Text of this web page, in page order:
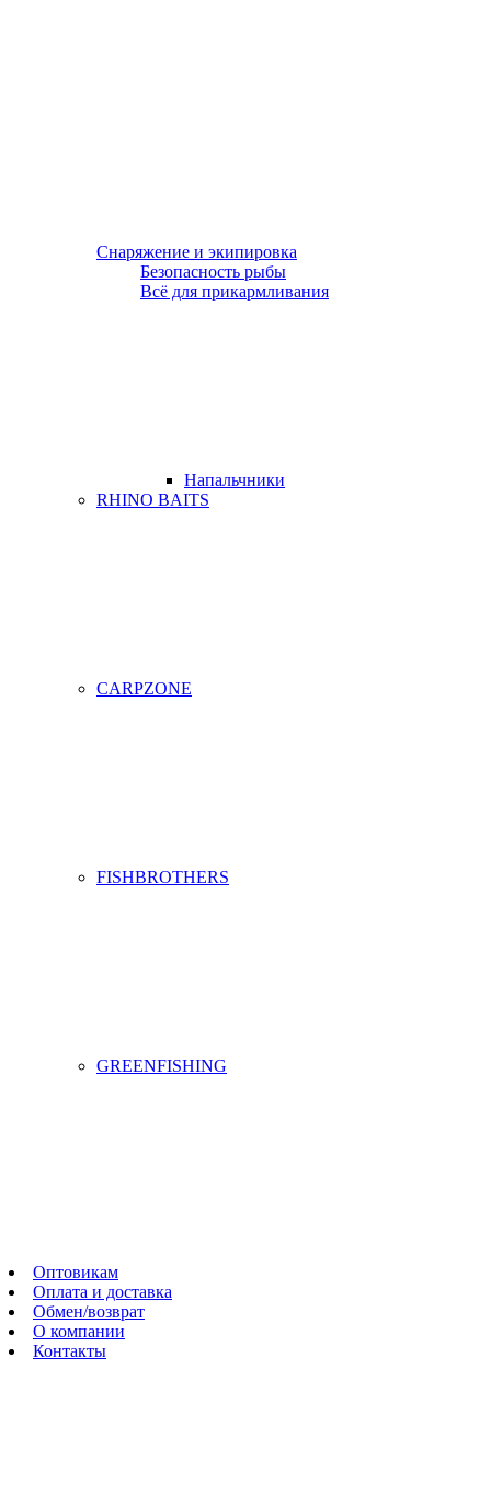
Снаряжение и экипировка
Безопасность рыбы
Всё для прикармливания
Напальчники
RHINO BAITS
CARPZONE
FISHBROTHERS
GREENFISHING
Оптовикам
Оплата и доставка
Обмен/возврат
О компании
Контакты